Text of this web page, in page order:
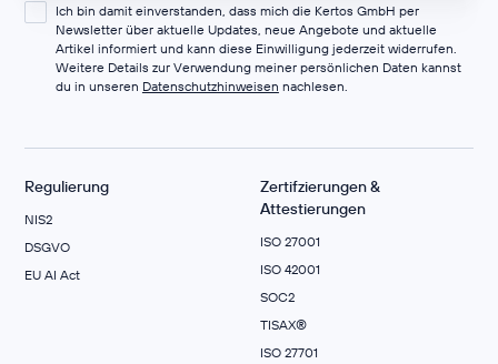
Ich bin damit einverstanden, dass mich die Kertos GmbH per
Newsletter über aktuelle Updates, neue Angebote und aktuelle
Artikel informiert und kann diese Einwilligung jederzeit widerrufen.
Weitere Details zur Verwendung meiner persönlichen Daten kannst
du in unseren Datenschutzhinweisen nachlesen.
Regulierung
NIS2
DSGVO
EU AI Act
Zertifzierungen &
Attestierungen
ISO 27001
ISO 42001
SOC2
TISAX®
ISO 27701